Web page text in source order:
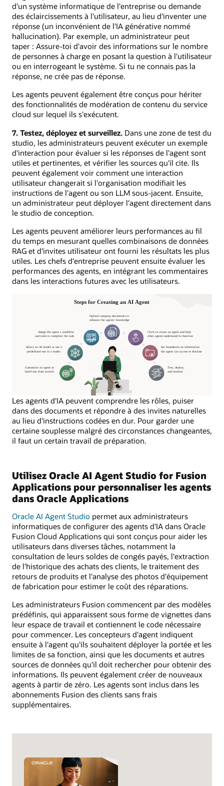
d'un système informatique de l'entreprise ou demande
des éclaircissements à l'utilisateur, au lieu d'inventer une
réponse (un inconvénient de l'IA générative nommé
hallucination). Par exemple, un administrateur peut
taper : Assure-toi d'avoir des informations sur le nombre
de personnes à charge en posant la question à l'utilisateur
ou en interrogeant le système. Si tu ne connais pas la
réponse, ne crée pas de réponse.
Les agents peuvent également être conçus pour hériter
des fonctionnalités de modération de contenu du service
cloud sur lequel ils s'exécutent.
7. Testez, déployez et surveillez. Dans une zone de test du
studio, les administrateurs peuvent exécuter un exemple
d'interaction pour évaluer si les réponses de l'agent sont
utiles et pertinentes, et vérifier les sources qu'il cite. Ils
peuvent également voir comment une interaction
utilisateur changerait si l'organisation modifiait les
instructions de l'agent ou son LLM sous-jacent. Ensuite,
un administrateur peut déployer l'agent directement dans
le studio de conception.
Les agents peuvent améliorer leurs performances au fil
du temps en mesurant quelles combinaisons de données
RAG et d'invites utilisateur ont fourni les résultats les plus
utiles. Les chefs d'entreprise peuvent ensuite évaluer les
performances des agents, en intégrant les commentaires
dans les interactions futures avec les utilisateurs.
Les agents d'IA peuvent comprendre les rôles, puiser
dans des documents et répondre à des invites naturelles
au lieu d'instructions codées en dur. Pour garder une
certaine souplesse malgré des circonstances changeantes,
il faut un certain travail de préparation.
Utilisez Oracle AI Agent Studio for Fusion
Applications pour personnaliser les agents
dans Oracle Applications
Oracle AI Agent Studio permet aux administrateurs
informatiques de configurer des agents d'IA dans Oracle
Fusion Cloud Applications qui sont conçus pour aider les
utilisateurs dans diverses tâches, notamment la
consultation de leurs soldes de congés payés, l'extraction
de l'historique des achats des clients, le traitement des
retours de produits et l'analyse des photos d'équipement
de fabrication pour estimer le coût des réparations.
Les administrateurs Fusion commencent par des modèles
prédéfinis, qui apparaissent sous forme de vignettes dans
leur espace de travail et contiennent le code nécessaire
pour commencer. Les concepteurs d'agent indiquent
ensuite à l'agent qu'ils souhaitent déployer la portée et les
limites de sa fonction, ainsi que les documents et autres
sources de données qu'il doit rechercher pour obtenir des
informations. Ils peuvent également créer de nouveaux
agents à partir de zéro. Les agents sont inclus dans les
abonnements Fusion des clients sans frais
supplémentaires.